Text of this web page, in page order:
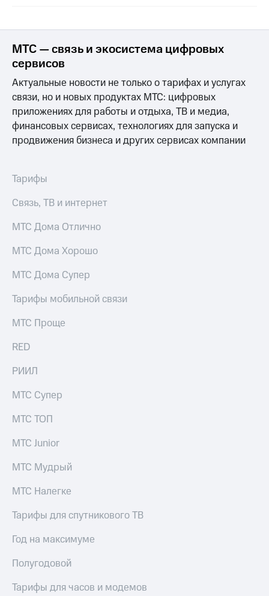
МТС — связь и экосистема цифровых
сервисов
Актуальные новости не только о тарифах и услугах
связи, но и новых продуктах МТС: цифровых
приложениях для работы и отдыха, ТВ и медиа,
финансовых сервисах, технологиях для запуска и
продвижения бизнеса и других сервисах компании
Тарифы
Связь, ТВ и интернет
МТС Дома Отлично
МТС Дома Хорошо
МТС Дома Супер
Тарифы мобильной связи
МТС Проще
RED
РИИЛ
МТС Супер
МТС ТОП
МТС Junior
МТС Мудрый
МТС Налегке
Тарифы для спутникового ТВ
Год на максимуме
Полугодовой
Тарифы для часов и модемов